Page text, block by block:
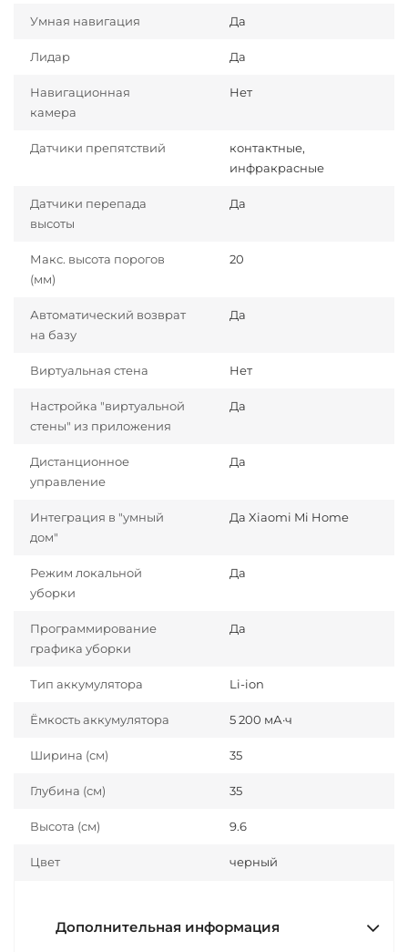
Умная навигация Да
Лидар Да
Навигационная
камера
Нет
Датчики препятствий
контактные,
инфракрасные
Датчики перепада
высоты
Да
Макс. высота порогов
(мм)
20
Автоматический возврат
на базу
Да
Виртуальная стена Нет
Настройка "виртуальной
стены" из приложения
Да
Дистанционное
управление
Да
Интеграция в "умный
дом"
Да Xiaomi Mi Home
Режим локальной
уборки
Да
Программирование
графика уборки
Да
Тип аккумулятора Li-ion
Ёмкость аккумулятора 5 200 мА·ч
Ширина (см) 35
Глубина (см) 35
Высота (см) 9.6
Цвет черный
Дополнительная информация